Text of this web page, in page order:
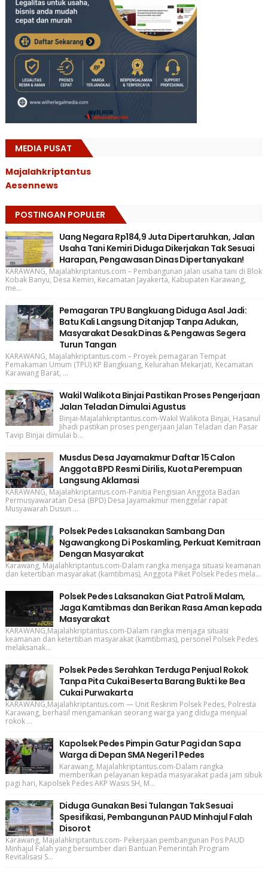
MEDIA PUSAT
Majalahkriptantus
Aesennews
POSTINGAN POPULER
Uang Negara Rp184,9 Juta Dipertaruhkan, Jalan
Usaha Tani Kemiri Diduga Dikerjakan Tak Sesuai
Harapan, Pengawasan Dinas Dipertanyakan!
KARAWANG, Majalahkriptantus.com – Pembangunan jalan usaha tani di Blok
Kobak Banyu, Desa Kemiri, Kecamatan Jayakerta, Kabupaten Karawang,
me...
Pemagaran TPU Bangkuang Diduga Asal Jadi:
Batu Kali Langsung Ditanjap Tanpa Adukan,
Masyarakat Desak Dinas & Pengawas Segera
Turun Tangan
KARAWANG, Majalahkriptantus.com – Proyek pemagaran Tempat
Pemakaman Umum (TPU) KP Bangkuang, Kelurahan Mekarjati, Kecamatan
Karawang Barat, ...
Wakil Walikota Binjai Pastikan Proses Pengerjaan
Jalan Teladan Dimulai Agustus
Binjai-Majalahkriptantus.com-Wakil Walikota Binjai, Hasanul
Jihadi pastikan proses pengerjaan Jalan Teladan dan Pasar
Tavip Binjai dimulai b...
Musdus Desa Jayamakmur Daftar 15 Calon
Anggota BPD Resmi Dirilis, Kuota Perempuan
Langsung Aklamasi
KARAWANG, Majalahkriptantus.com-Panitia Pengisian Anggota Badan
Permusyawaratan Desa (BPD) Desa Jayamakmur menggelar rapat
Musyawarah Dusun ...
Polsek Pedes Laksanakan Sambang Dan
Ngawangkong Di Poskamling, Perkuat Kemitraan
Dengan Masyarakat
Karawang, Majalahkriptantus.com-Dalam rangka menjaga situasi keamanan
dan ketertiban masyarakat (kamtibmas), Anggota Piket Polsek Pedes mela...
Polsek Pedes Laksanakan Giat Patroli Malam,
Jaga Kamtibmas dan Berikan Rasa Aman kepada
Masyarakat
KARAWANG,Majalahkriptantus.com-Dalam rangka menjaga situasi
keamanan dan ketertiban masyarakat (kamtibmas), personel Polsek Pedes
melaksanak...
Polsek Pedes Serahkan Terduga Penjual Rokok
Tanpa Pita Cukai Beserta Barang Bukti ke Bea
Cukai Purwakarta
KARAWANG,Majalahkriptantus.com — Unit Reskrim Polsek Pedes, Polresta
Karawang, berhasil mengamankan seorang warga yang diduga menjual
rokok ...
Kapolsek Pedes Pimpin Gatur Pagi dan Sapa
Warga di Depan SMA Negeri 1 Pedes
Karawang, Majalahkriptantus.com-Dalam rangka
memberikan pelayanan kepada masyarakat pada jam sibuk
pagi hari, Kapolsek Pedes AKP Wasis SH, M...
Diduga Gunakan Besi Tulangan Tak Sesuai
Spesifikasi, Pembangunan PAUD Minhajul Falah
Disorot
Karawang, Majalahkriptantus.com- Pekerjaan pembangunan Pos PAUD
Minhajul Falah yang bersumber dari Bantuan Pemerintah Program
Revitalisasi S...